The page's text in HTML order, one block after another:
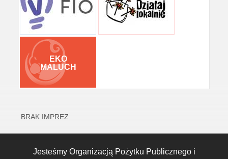
EKO
MALUCH
BRAK IMPREZ
Jesteśmy Organizacją Pożytku Publicznego i